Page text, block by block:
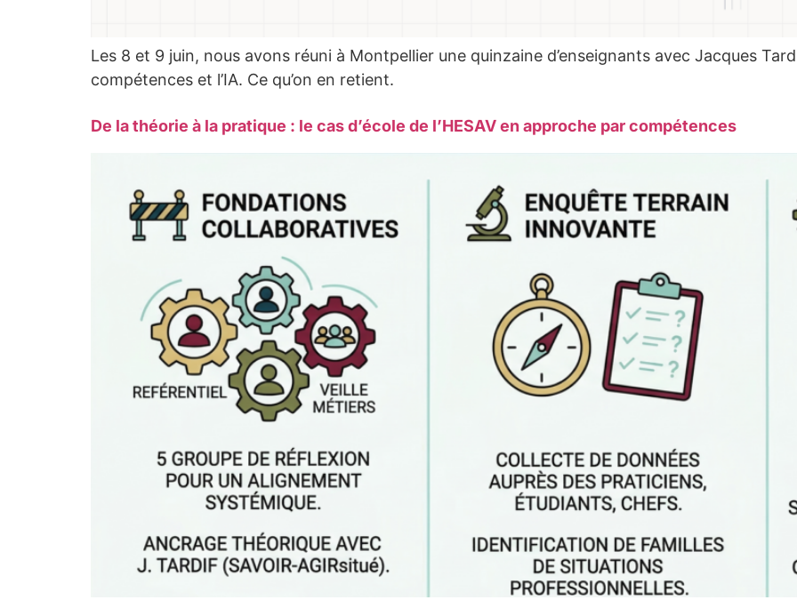
Les 8 et 9 juin, nous avons réuni à Montpellier une quinzaine d’enseignants avec Jacques
compétences et l’IA. Ce qu’on en retient.
De la théorie à la pratique : le cas d’école de l’HESAV en approche par compétences